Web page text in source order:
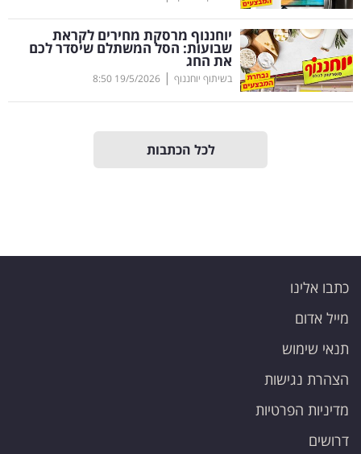
מדדים
ומחקרים
דעות
ספורט
ולימודים
יוחננוף מרסקת מחירים לקראת
שבועות: הסל המשתלם שיסדר לכם
את החג
בשיתוף יוחננוף |
19/5/2026
8:50
לכל הכתבות
כתבו אלינו
מייל אדום
תנאי שימוש
הצהרת נגישות
מדיניות הפרטיות
דרושים